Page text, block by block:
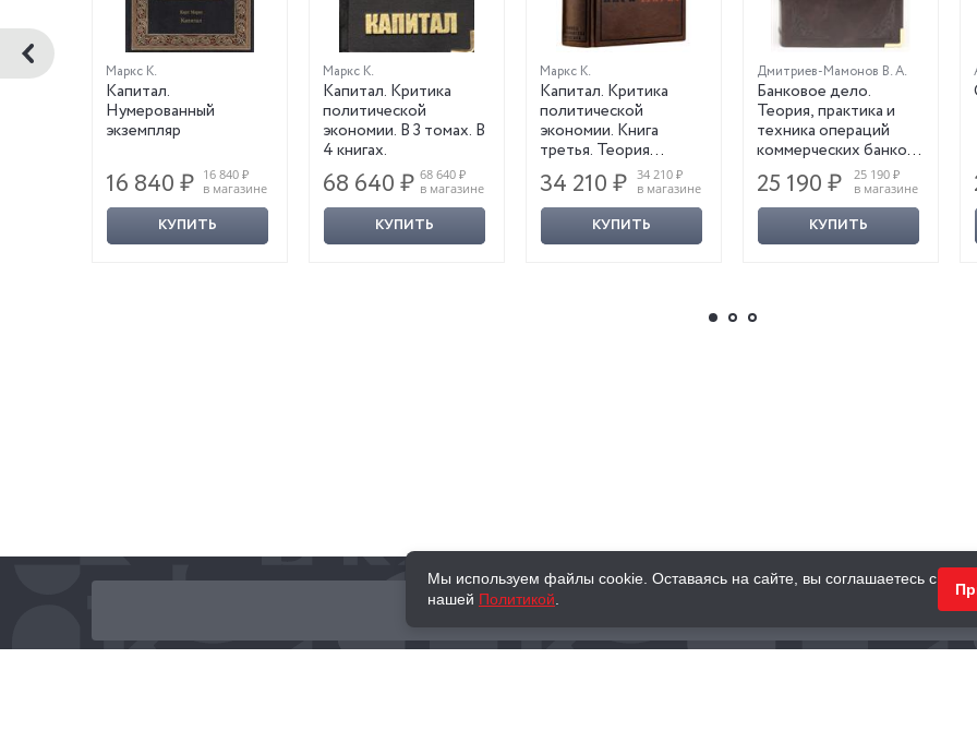
Маркс К.
Капитал.
Нумерованный
экземпляр
16 840 ₽ 16 840 ₽
в магазине
КУПИТЬ
Маркс К.
Капитал. Критика
политической
экономии. В 3 томах. В
4 книгах.
68 640 ₽ 68 640 ₽
в магазине
КУПИТЬ
Маркс К.
Капитал. Критика
политической
экономии. Книга
третья. Теория
прибавочной
стоимости, цен
производства, ренты и
нормы прибыли.
Нумерованный
34 210 ₽ 34 210 ₽
в магазине
КУПИТЬ
Дмитриев-Мамонов В. А.
Банковое дело.
Теория, практика и
техника операций
коммерческих банков.
Репринтное издание
25 190 ₽
25 190 ₽
в магазине
КУПИТЬ
КНИГИ ПОДАРКИ
Мы используем файлы cookie. Оставаясь на сайте, вы соглашаетесь с
нашей Политикой